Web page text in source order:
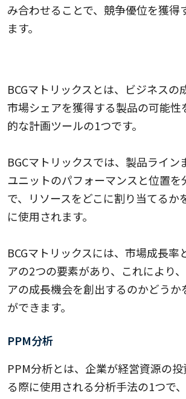
み合わせることで、競争優位を獲得
ます。
BCGマトリックスとは、ビジネスの
市場シェアを獲得する製品の可能性
的な計画ツールの1つです。
BGCマトリックスでは、製品ライン
ユニットのパフォーマンスと位置を
で、リソースをどこに割り当てるか
に使用されます。
BCGマトリックスには、市場成長率
アの2つの要素があり、これにより
アの成長機会を創出するのかどうか
ができます。
PPM分析
PPM分析とは、企業が経営資源の
る際に使用される分析手法の1つで